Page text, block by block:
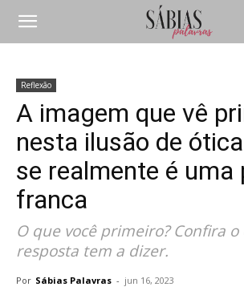
Reflexão
A imagem que vê
nesta ilusão de
se realmente é uma
franca
O que você primeiro? Confira o
resposta tem a dizer.
Por Sábias Palavras - jun 16, 2023